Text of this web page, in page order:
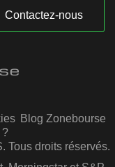
Contactez-nous
Blog Zonebourse
?
Tous droits réservés.